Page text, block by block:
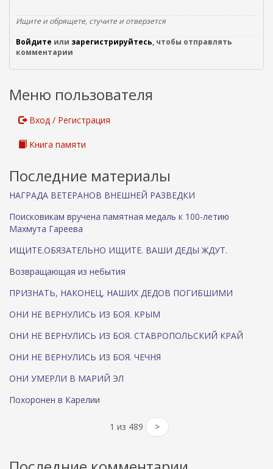
н
я
с
Ищите и обрящете, стучите и отверзется
Войдите или зарегистрируйтесь, чтобы отправлять
комментарии
Меню пользователя
Вход / Регистрация
Книга памяти
Последние материалы
НАГРАДА ВЕТЕРАНОВ ВНЕШНЕЙ РАЗВЕДКИ
Поисковикам вручена памятная медаль к 100-летию
Махмута Гареева
ИЩИТЕ.ОБЯЗАТЕЛЬНО ИЩИТЕ. ВАШИ ДЕДЫ ЖДУТ.
Возвращающая из небытия
ПРИЗНАТЬ, НАКОНЕЦ, НАШИХ ДЕДОВ ПОГИБШИМИ
ОНИ НЕ ВЕРНУЛИСЬ ИЗ БОЯ. КРЫМ
ОНИ НЕ ВЕРНУЛИСЬ ИЗ БОЯ. СТАВРОПОЛЬСКИЙ КРАЙ
ОНИ НЕ ВЕРНУЛИСЬ ИЗ БОЯ. ЧЕЧНЯ
ОНИ УМЕРЛИ В МАРИЙ ЭЛ
Похоронен в Карелии
1 из 489 >